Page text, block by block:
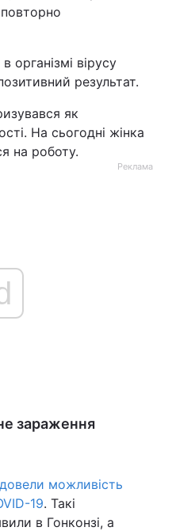
організмі вірусу
результат.
як
На сьогодні жінка
на роботу.
Реклама
зараження
можливість
19. Такі
в Гонконзі, а